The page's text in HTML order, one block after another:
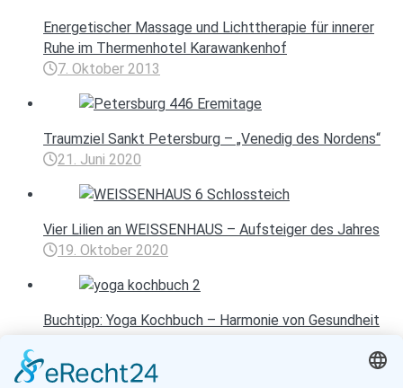
Energetischer Massage und Lichttherapie für innerer
Ruhe im Thermenhotel Karawankenhof
7. Oktober 2013
Traumziel Sankt Petersburg – „Venedig des Nordens“
21. Juni 2020
Vier Lilien an WEISSENHAUS – Aufsteiger des Jahres
19. Oktober 2020
Buchtipp: Yoga Kochbuch – Harmonie von Gesundheit
26. August 2012